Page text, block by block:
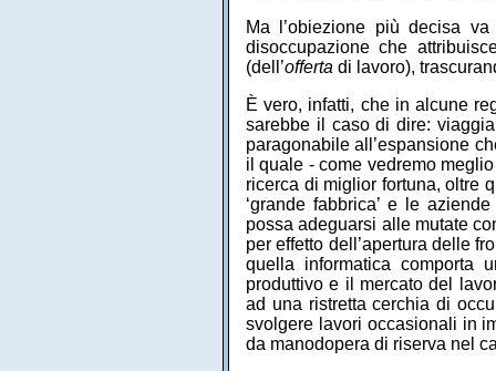
Ma l’obiezione più decisa
disoccupazione che
(dell’offerta di lavoro),
È vero, infatti, che in alcune
sarebbe il caso di dire: viaggia
paragonabile all’espansione
il quale - come vedremo
ricerca di miglior fortuna, oltre
‘grande fabbrica’ e le
possa adeguarsi alle mutate
per effetto dell’apertura delle
quella informatica comporta
produttivo e il mercato del
ad una ristretta cerchia di
svolgere lavori occasionali in
da manodopera di riserva nel